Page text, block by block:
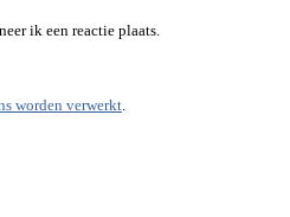
ik een reactie plaats.
worden verwerkt.